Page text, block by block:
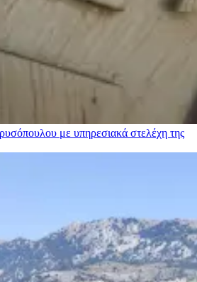
με υπηρεσιακά στελέχη της